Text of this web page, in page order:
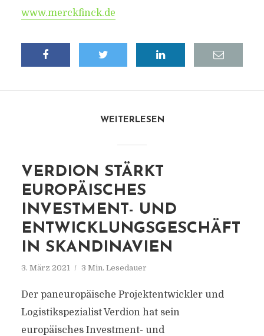
www.merckfinck.de
WEITERLESEN
VERDION STÄRKT
EUROPÄISCHES
INVESTMENT- UND
ENTWICKLUNGSGESCHÄFT
IN SKANDINAVIEN
3. März 2021 3 Min. Lesedauer
Der paneuropäische Projektentwickler und
Logistikspezialist Verdion hat sein
europäisches Investment- und